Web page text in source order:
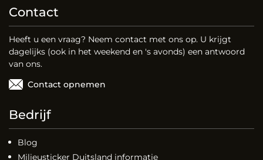
Contact
Heeft u een vraag? Neem contact met ons op. U krijgt
dagelijks (ook in het weekend en 's avonds) een antwoord
van ons.
Contact opnemen
Bedrijf
Blog
Milieusticker Duitsland informatie